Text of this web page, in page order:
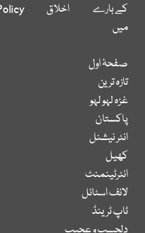
کے بارے
میں
اخلاق
صفحۂ اول
تازہ ترین
غزہ لہو لہو
پاکستان
انٹر نیشنل
کھیل
انٹرٹینمنٹ
لائف اسٹائل
ٹاپ ٹرینڈ